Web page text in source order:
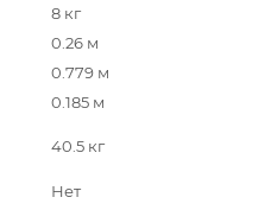
8 кг
0.26 м
0.779 м
0.185 м
40.5 кг
Нет